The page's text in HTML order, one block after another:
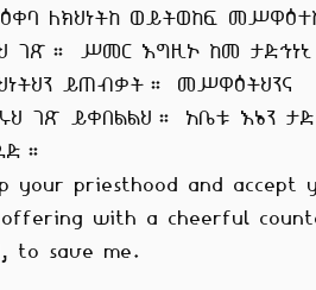
ለክህነትከ ወይትወከፍ
ገጽ። ሥመር እግዚኦ ከመ
ይጠብቃት። መሥዋዕትህንና
ገጽ ይቀበልልህ። አቤቱ እኔን
your priesthood and accept
with a cheerful
to save me.